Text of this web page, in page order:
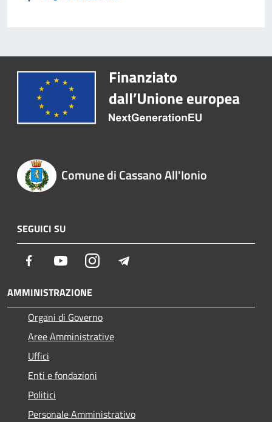
Comune di Cassano All'Ionio
SEGUICI SU
Facebook YoutubeInstagram
AMMINISTRAZIONE
Organi di Governo
Aree Amministrative
Uffici
Enti e fondazioni
Politici
Personale Amministrativo